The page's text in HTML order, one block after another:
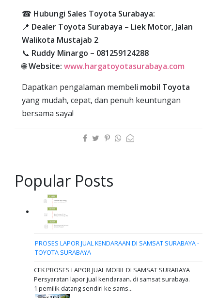
☎ Hubungi Sales Toyota Surabaya:
📍 Dealer Toyota Surabaya – Liek Motor, Jalan
Walikota Mustajab 2
📞 Ruddy Minargo – 081259124288
🌐Website: www.hargatoyotasurabaya.com
Dapatkan pengalaman membeli mobil Toyota
yang mudah, cepat, dan penuh keuntungan
bersama saya!
Popular Posts
PROSES LAPOR JUAL KENDARAAN DI SAMSAT SURABAYA -
TOYOTA SURABAYA
CEK PROSES LAPOR JUAL MOBIL DI SAMSAT SURABAYA
Persyaratan lapor jual kendaraan..di samsat surabaya.
1.pemilik datang sendiri ke sams...